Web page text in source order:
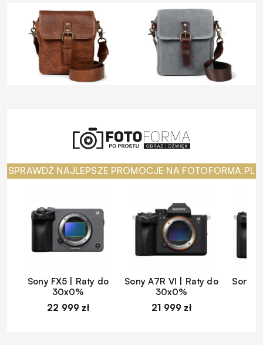
SPRAWDŹ NAJLEPSZE PROMOCJE NA FOTOFORMA.PL
Sony FX5 | Raty do
30x0%
22 999 zł
Sony A7R VI | Raty do
30x0%
21 999 zł
Sony